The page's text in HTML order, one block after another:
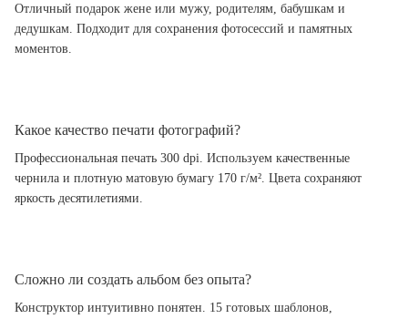
Отличный подарок жене или мужу, родителям, бабушкам и
дедушкам. Подходит для сохранения фотосессий и памятных
моментов.
Какое качество печати фотографий?
Профессиональная печать 300 dpi. Используем качественные
чернила и плотную матовую бумагу 170 г/м². Цвета сохраняют
яркость десятилетиями.
Сложно ли создать альбом без опыта?
Конструктор интуитивно понятен. 15 готовых шаблонов,